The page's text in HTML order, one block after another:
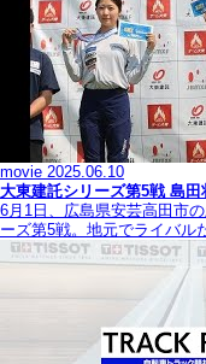
movie 2025.06.10
大東建託シリーズ第5戦 島
6月1日、広島県安芸高田市
ーズ第5戦。地元でライバル